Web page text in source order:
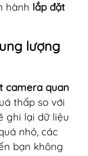
hành lắp đặt
lượng
camera quan
thấp so với
ghi lại dữ liệu
nhỏ, các
bạn không